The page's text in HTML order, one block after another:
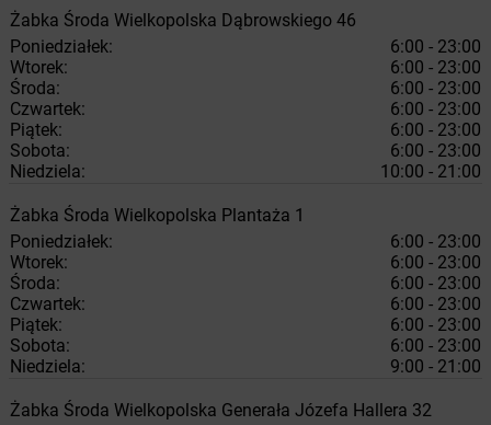
Żabka Środa Wielkopolska Dąbrowskiego 46
Poniedziałek:
6:00 - 23:00
Wtorek:
6:00 - 23:00
Środa:
6:00 - 23:00
Czwartek:
6:00 - 23:00
Piątek:
6:00 - 23:00
Sobota:
6:00 - 23:00
Niedziela:
10:00 - 21:00
Żabka Środa Wielkopolska Plantaża 1
Poniedziałek:
6:00 - 23:00
Wtorek:
6:00 - 23:00
Środa:
6:00 - 23:00
Czwartek:
6:00 - 23:00
Piątek:
6:00 - 23:00
Sobota:
6:00 - 23:00
Niedziela:
9:00 - 21:00
Żabka Środa Wielkopolska Generała Józefa Hallera 32